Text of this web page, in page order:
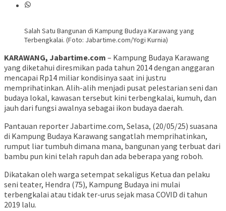
Salah Satu Bangunan di Kampung Budaya Karawang yang
Terbengkalai. (Foto: Jabartime.com/Yogi Kurnia)
KARAWANG, Jabartime.com – Kampung Budaya Karawang
yang diketahui diresmikan pada tahun 2014 dengan anggaran
mencapai Rp14 miliar kondisinya saat ini justru
memprihatinkan. Alih-alih menjadi pusat pelestarian seni dan
budaya lokal, kawasan tersebut kini terbengkalai, kumuh, dan
jauh dari fungsi awalnya sebagai ikon budaya daerah.
Pantauan reporter Jabartime.com, Selasa, (20/05/25) suasana
di Kampung Budaya Karawang sangatlah memprihatinkan,
rumput liar tumbuh dimana mana, bangunan yang terbuat dari
bambu pun kini telah rapuh dan ada beberapa yang roboh.
Dikatakan oleh warga setempat sekaligus Ketua dan pelaku
seni teater, Hendra (75), Kampung Budaya ini mulai
terbengkalai atau tidak ter-urus sejak masa COVID di tahun
2019 lalu.